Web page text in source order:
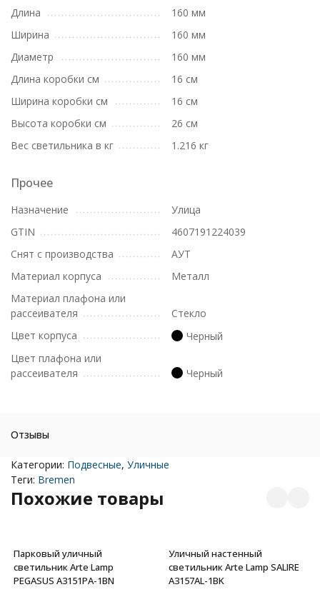
Длина
160 мм
Ширина
160 мм
Диаметр
160 мм
Длина коробки см
16 см
Ширина коробки см
16 см
Высота коробки см
26 см
Вес светильника в кг
1.216 кг
Прочее
Назначение
Улица
GTIN
4607191224039
Снят с производства
АУТ
Материал корпуса
Металл
Материал плафона или
рассеивателя
Стекло
Цвет корпуса
Черный
Цвет плафона или
рассеивателя
Черный
Отзывы
Категории: Подвесные, Уличные
Теги: Bremen
Похожие товары
Парковый уличный
светильник Arte Lamp
PEGASUS A3151PA-1BN
Уличный настенный
светильник Arte Lamp SALIRE
A3157AL-1BK